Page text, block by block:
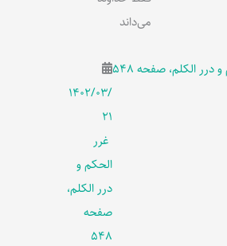
می‌داند
۱۴۰۲/۰۳/
۲۱
غرر
الحکم و
درر الکلم،
صفحه
548